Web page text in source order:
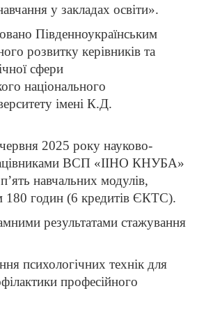
у закладах освіти».
Південноукраїнським
розвитку керівників та
сфери
національного
імені К.Д.
2025 року науково-
ВСП «ІІНО КНУБА»
навчальних модулів,
180 годин (6 кредитів ЄКТС).
результатами стажування
психологічних технік для
професійного